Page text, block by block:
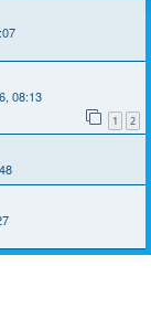
08:13
1 2